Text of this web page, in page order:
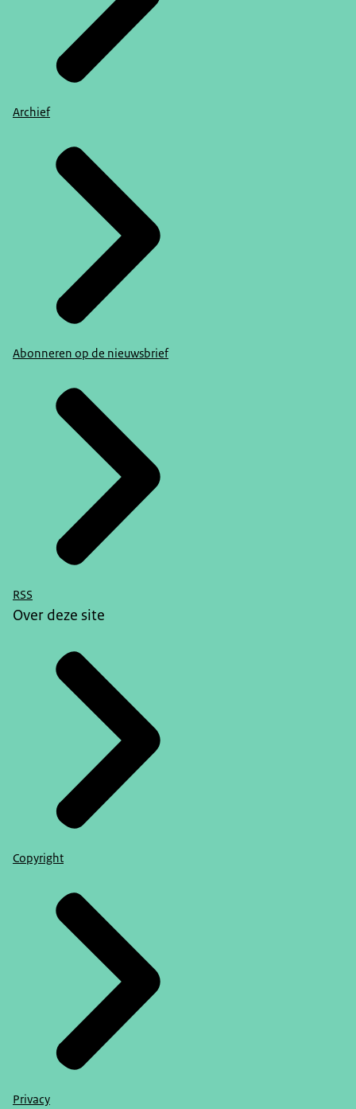
Archief
Abonneren op de nieuwsbrief
RSS
Over deze site
Copyright
Privacy